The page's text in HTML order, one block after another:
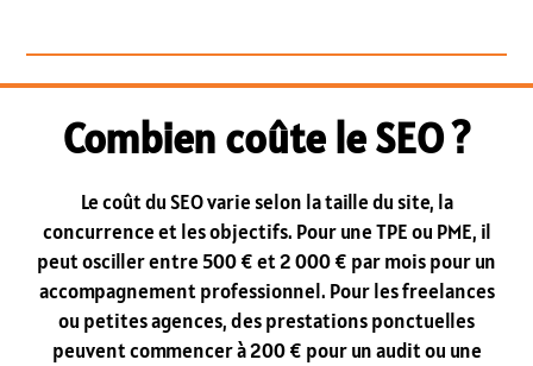
Combien coûte le SEO ?
Le coût du SEO varie selon la taille du site, la
concurrence et les objectifs. Pour une TPE ou PME, il
peut osciller entre 500 € et 2 000 € par mois pour un
accompagnement professionnel. Pour les freelances
ou petites agences, des prestations ponctuelles
peuvent commencer à 200 € pour un audit ou une